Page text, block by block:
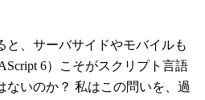
、サーバサイドやモバイルも
6）こそがスクリプト言語
ないのか？ 私はこの問いを、過